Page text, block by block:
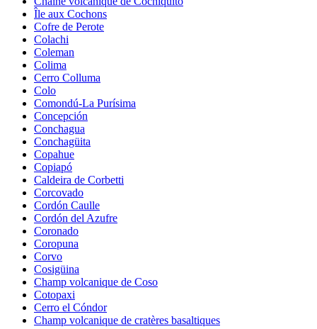
Île aux Cochons
Cofre de Perote
Colachi
Coleman
Colima
Cerro Colluma
Colo
Comondú-La Purísima
Concepción
Conchagua
Conchagüita
Copahue
Copiapó
Caldeira de Corbetti
Corcovado
Cordón Caulle
Cordón del Azufre
Coronado
Coropuna
Corvo
Cosigüina
Champ volcanique de Coso
Cotopaxi
Cerro el Cóndor
Champ volcanique de cratères basaltiques